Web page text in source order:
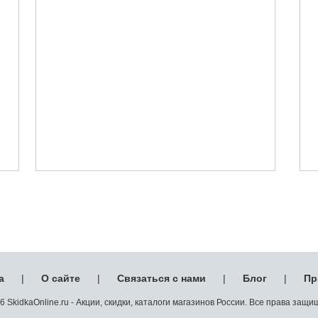
| О сайте | Связаться с нами | Блог |
SkidkaOnline.ru - Акции, скидки, каталоги магазинов России. Все права